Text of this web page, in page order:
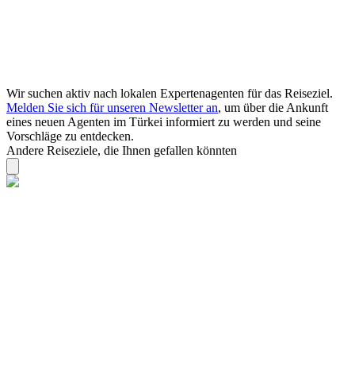
Wir suchen aktiv nach lokalen Expertenagenten für das Reiseziel.
Melden Sie sich für unseren Newsletter an, um über die Ankunft
eines neuen Agenten im Türkei informiert zu werden und seine
Vorschläge zu entdecken.
Andere Reiseziele, die Ihnen gefallen könnten